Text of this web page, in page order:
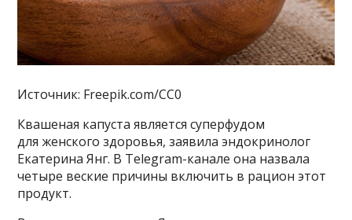
Источник: Freepik.com/CC0
Квашеная капуста является суперфудом
для женского здоровья, заявила эндокринолог
Екатерина Янг. В Telegram-канале она назвала
четыре веские причины включить в рацион этот
продукт.